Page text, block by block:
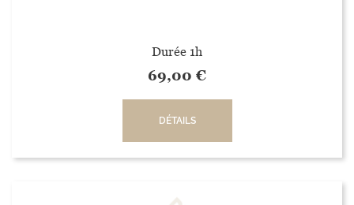
Durée 1h
69,00 €
DÉTAILS